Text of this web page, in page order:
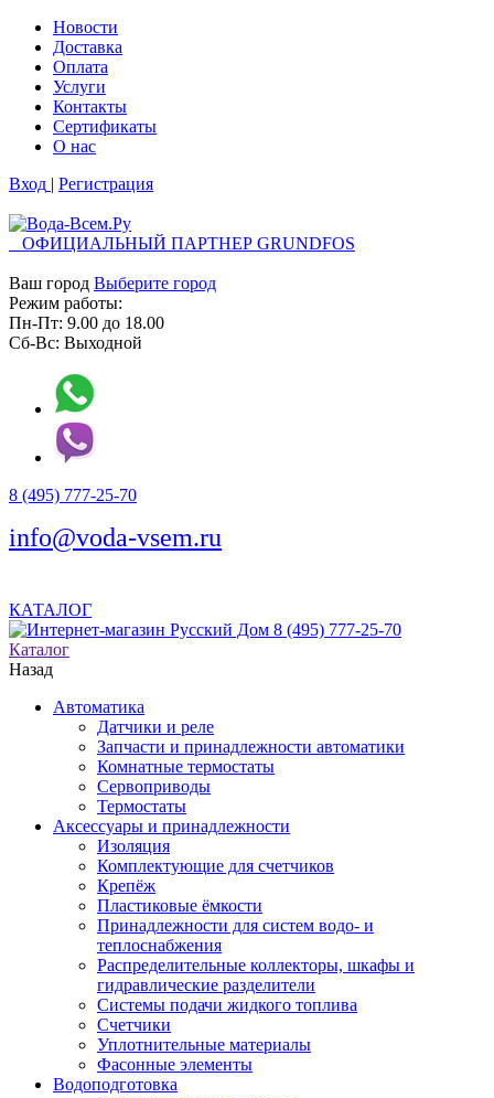
Новости
Доставка
Оплата
Услуги
Контакты
Cертификаты
О нас
Вход | Регистрация
ОФИЦИАЛЬНЫЙ ПАРТНЕР GRUNDFOS
Ваш город Выберите город
Режим работы:
Пн-Пт: 9.00 до 18.00
Сб-Вс: Выходной
8 (495) 777-25-70
info@voda-vsem.ru
КАТАЛОГ
8 (495) 777-25-70
Каталог
Назад
Автоматика
Датчики и реле
Запчасти и принадлежности автоматики
Комнатные термостаты
Сервоприводы
Термостаты
Аксессуары и принадлежности
Изоляция
Комплектующие для счетчиков
Крепёж
Пластиковые ёмкости
Принадлежности для систем водо- и
теплоснабжения
Распределительные коллекторы, шкафы и
гидравлические разделители
Системы подачи жидкого топлива
Счетчики
Уплотнительные материалы
Фасонные элементы
Водоподготовка